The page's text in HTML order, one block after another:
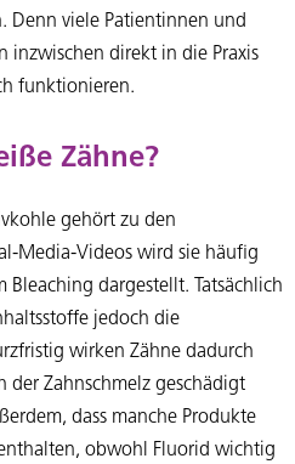
Denn viele Patientinnen und
inzwischen direkt in die Praxis
funktionieren.
Zähne?
gehört zu den
Media-Videos wird sie häufig
dargestellt. Tatsächlich
jedoch die
wirken Zähne dadurch
der Zahnschmelz geschädigt
dass manche Produkte
obwohl Fluorid wichtig